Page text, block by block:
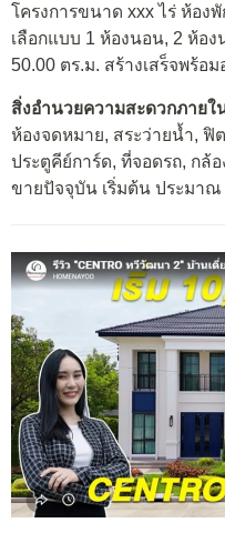
โครงการขนาด xxx ไร่ ห้อง
เลือกแบบ 1 ห้องนอน, 2 ห้อ
50.00 ตร.ม. สร้างเสร็จพร้อ
สิ่งอำนวยความสะดวกภายใ
ห้องจดหมาย, สระว่ายน้ำ, ฟิ
ประตูคีย์การ์ด, ที่จอดรถ, กล้
ขายปัจจุบัน เริ่มต้น ประมา